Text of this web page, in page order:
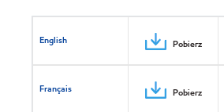
English Pobierz
Français Pobierz